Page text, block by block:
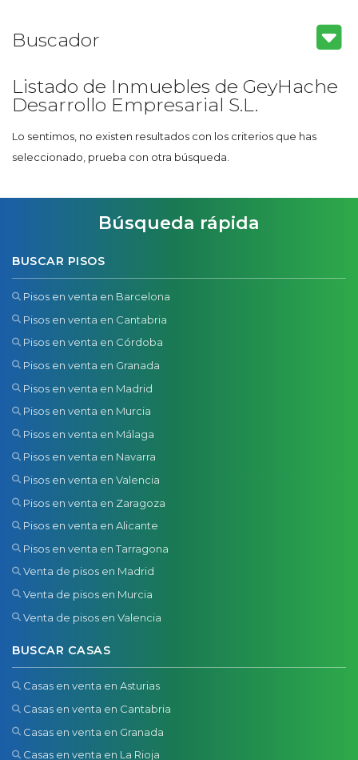
Listado de Inmuebles de GeyHache
Desarrollo Empresarial S.L.
Lo sentimos, no existen resultados con los criterios que has
seleccionado, prueba con otra búsqueda.
Buscador
Búsqueda rápida
BUSCAR PISOS
Pisos en venta en Barcelona
Pisos en venta en Cantabria
Pisos en venta en Córdoba
Pisos en venta en Granada
Pisos en venta en Madrid
Pisos en venta en Murcia
Pisos en venta en Málaga
Pisos en venta en Navarra
Pisos en venta en Valencia
Pisos en venta en Zaragoza
Pisos en venta en Alicante
Pisos en venta en Tarragona
Venta de pisos en Madrid
Venta de pisos en Murcia
Venta de pisos en Valencia
BUSCAR CASAS
Casas en venta en Asturias
Casas en venta en Cantabria
Casas en venta en Granada
Casas en venta en La Rioja